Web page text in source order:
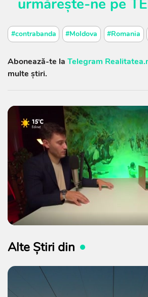
urmărește-ne pe
#contrabanda #Moldova #Romania
Abonează-te la Telegram
multe știri.
Alte Știri din